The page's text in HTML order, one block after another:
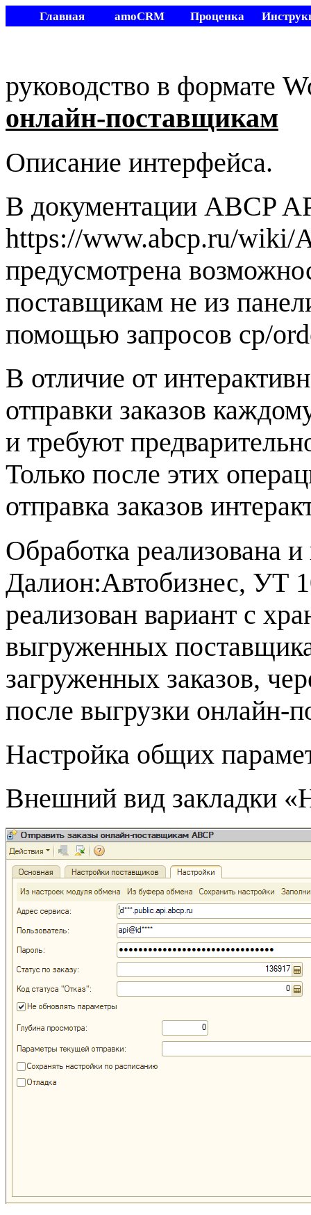
Главная amoCRM Проценка
руководство в формате
онлайн-поставщикам
Описание интерфейса.
В документации ABCP
https://www.abcp.ru/wiki/
предусмотрена
поставщикам не из
помощью запросов cp/
В отличие от
отправки заказов
и требуют
Только после этих
отправка заказов
Обработка реализована и
Далион:Автобизнес, УТ
реализован вариант с
выгруженных
загруженных заказов,
после выгрузки онлайн-
Настройка общих
Внешний вид закладки